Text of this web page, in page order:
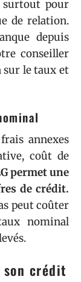
surtout pour
de relation.
depuis
conseiller
sur le taux et
annexes
coût de
permet une
de crédit.
peut coûter
nominal
crédit